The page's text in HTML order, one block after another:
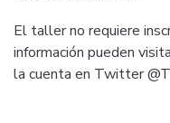
El taller no requiere
información pueden
la cuenta en Twitter